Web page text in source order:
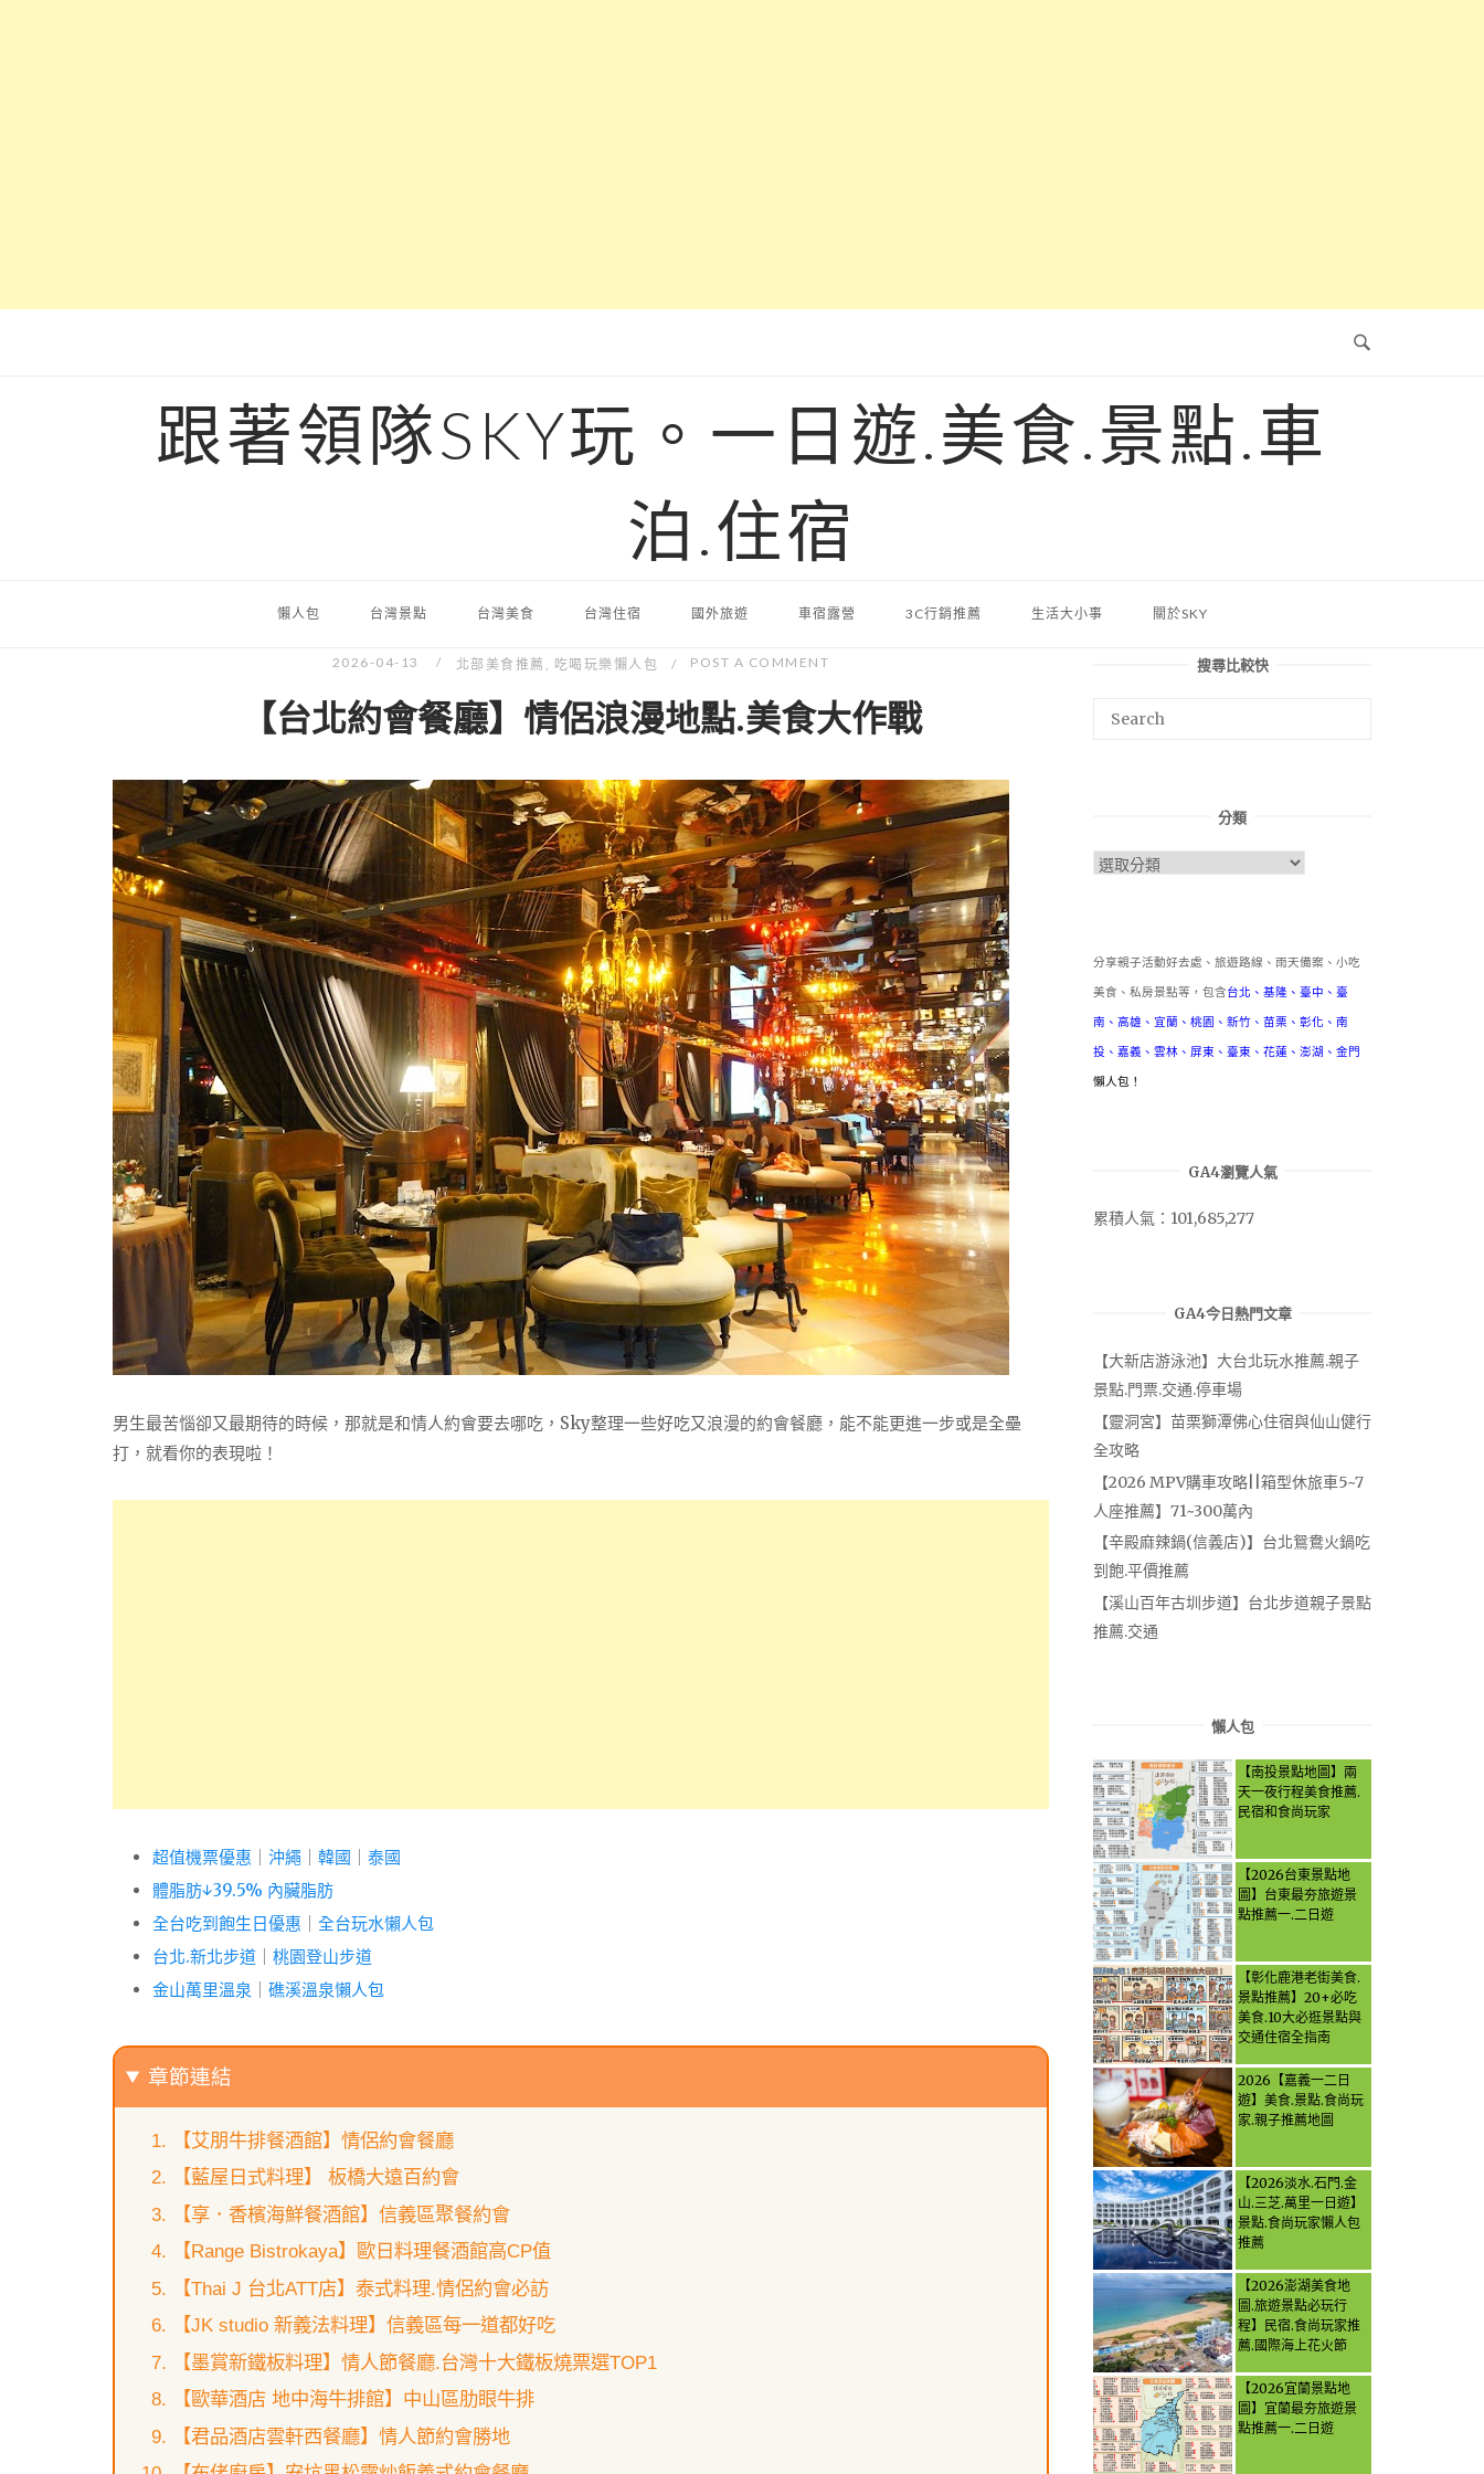
跟著領隊SKY玩。一日遊.美食.景點.車
泊.住宿
懶人包 台灣景點 台灣美食 台灣住宿 國外旅遊 車宿露營 3C行銷推薦 生活大小事 關於SKY
2026-04-13 北部美食推薦 , 吃喝玩樂懶人包 POST A COMMENT
【台北約會餐廳】情侶浪漫地點.美食大作戰
男生最苦惱卻又最期待的時候，那就是和情人約會要去哪吃，Sky整理一些好吃又浪漫的約會餐廳，能不能更進一步或是全壘
打，就看你的表現啦！
超值機票優惠 沖繩 韓國
泰國
體脂肪↓39.5% 內臟脂肪
全台吃到飽生日優惠
全台玩水懶人包
台北.新北步道
桃園登山步道
金山萬里溫泉
礁溪溫泉懶人包
章節連結
【艾朋牛排餐酒館】情侶約會餐廳
【藍屋日式料理】 板橋大遠百約會
【享．香檳海鮮餐酒館】信義區聚餐約會
【Range Bistrokaya】歐日料理餐酒館高CP值
【Thai J 台北ATT店】泰式料理.情侶約會必訪
【JK studio 新義法料理】信義區每一道都好吃
【墨賞新鐵板料理】情人節餐廳.台灣十大鐵板燒票選TOP1
【歐華酒店 地中海牛排館】中山區肋眼牛排
【君品酒店雲軒西餐廳】情人節約會勝地
搜尋比較快
分類
分
分享親子活動好去處、旅遊路線、雨天備案、小吃
美食、私房景點等，包含台北 、 基隆 、 臺中 、 臺
南 、 高雄 、 宜蘭 、 桃園 、 新竹 、 苗栗 、 彰化 、 南
投 、 嘉義 、 雲林 、 屏東 、 臺東 、 花蓮 、 澎湖 、 金門
懶人包！
GA4瀏覽人氣
累積人氣：101,685,277
GA4今日熱門文章
【大新店游泳池】大台北玩水推薦.親子
景點.門票.交通.停車場
【靈洞宮】苗栗獅潭佛心住宿與仙山健行
全攻略
【2026 MPV購車攻略||箱型休旅車5~7
人座推薦】71~300萬內
【辛殿麻辣鍋(信義店)】台北鴛鴦火鍋吃
到飽.平價推薦
【溪山百年古圳步道】台北步道親子景點
推薦.交通
懶人包
【南投景點地圖】兩
天一夜行程美食推薦.
民宿和食尚玩家
【2026台東景點地
圖】台東最夯旅遊景
點推薦一.二日遊
【彰化鹿港老街美食.
景點推薦】20+必吃
美食.10大必逛景點與
交通住宿全指南
2026【嘉義一二日
遊】美食.景點.食尚玩
家.親子推薦地圖
【2026淡水.石門.金
山.三芝.萬里一日遊】
景點.食尚玩家懶人包
推薦
【2026澎湖美食地
圖.旅遊景點必玩行
程】民宿.食尚玩家推
薦.國際海上花火節
【2026宜蘭景點地
圖】宜蘭最夯旅遊景
點推薦一.二日遊